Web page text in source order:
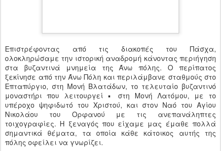
Επιστρέφοντας από τις διακοπές του Πάσχα,
ολοκληρώσαμε την ιστορική αναδρομή κάνοντας περιήγηση
στα βυζαντινά μνημεία της Άνω πόλης. Ο περίπατος
ξεκίνησε από την Άνω Πόλη και περιλάμβανε σταθμούς στο
Επταπύργιο, στη Μονή Βλατάδων, το τελευταίο βυζαντινό
μοναστήρι που λειτουργεί ▪ στη Μονή Λατόμου, με το
υπέροχο ψηφιδωτό του Χριστού, και στον Ναό του Αγίου
Νικολάου του Ορφανού με τις ανεπανάληπτες
τοιχογραφίες. Η ξεναγός που είχαμε μας έμαθε πολλά
σημαντικά θέματα, τα οποία κάθε κάτοικος αυτής της
πόλης οφείλει να γνωρίζει.